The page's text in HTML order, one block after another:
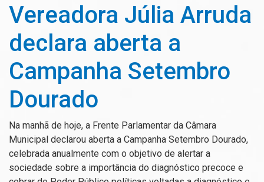
Vereadora Júlia Arruda
declara aberta a
Campanha Setembro
Dourado
Na manhã de hoje, a Frente Parlamentar da Câmara
Municipal declarou aberta a Campanha Setembro Dourado,
celebrada anualmente com o objetivo de alertar a
sociedade sobre a importância do diagnóstico precoce e